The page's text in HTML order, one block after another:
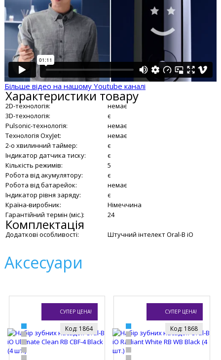
Більше відео на нашому Youtube каналі
Характеристики товару
2D-технологія:
немає
3D-технологія:
є
Pulsonic-технологія:
немає
Технологія OxyJet:
немає
2-о хвилинний таймер:
є
Індикатор датчика тиску:
є
Кількість режимів:
5
Робота від акумулятору:
є
Робота від батарейок:
немає
Індикатор рівня заряду:
є
Країна-виробник:
Німеччина
Гарантійний термін (міс.):
24
Комплектація
Додаткові особливості: Штучний інтелект Oral-B iO
Аксесуари
СУПЕР ЦЕНА!
Код: 1864
СУПЕР ЦЕНА!
Код: 1868